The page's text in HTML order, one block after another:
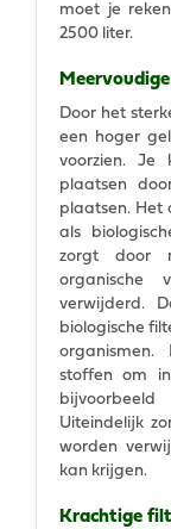
moet je
2500 liter.
Door het
een hoger
voorzien.
plaatsen
plaatsen. Het
als
zorgt door
organische
verwijderd.
biologische
organismen.
stoffen om
Uiteindelijk
worden
kan krijgen.
Krachtige